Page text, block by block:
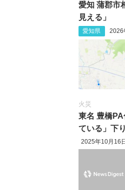
愛知 蒲郡市
見える」
愛知県 2026
火災
東名 豊橋
ている」下
2025年10月16